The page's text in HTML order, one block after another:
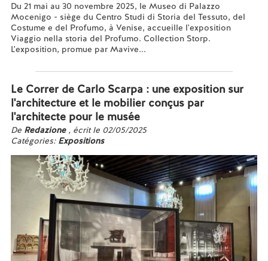
Du 21 mai au 30 novembre 2025, le Museo di Palazzo
Mocenigo - siège du Centro Studi di Storia del Tessuto, del
Costume e del Profumo, à Venise, accueille l'exposition
Viaggio nella storia del Profumo. Collection Storp.
L'exposition, promue par Mavive...
Le Correr de Carlo Scarpa : une exposition sur
l'architecture et le mobilier conçus par
l'architecte pour le musée
De Redazione , écrit le 02/05/2025
Catégories: Expositions